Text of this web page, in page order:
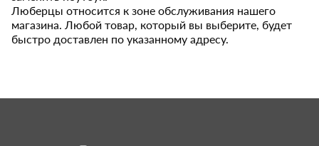
Люберцы относится к зоне обслуживания нашего
магазина. Любой товар, который вы выберите, будет
быстро доставлен по указанному адресу.